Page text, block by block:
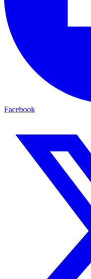
Facebook